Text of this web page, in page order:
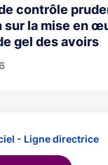
contrôle
sur la mise en
gel des avoirs
- Ligne directrice